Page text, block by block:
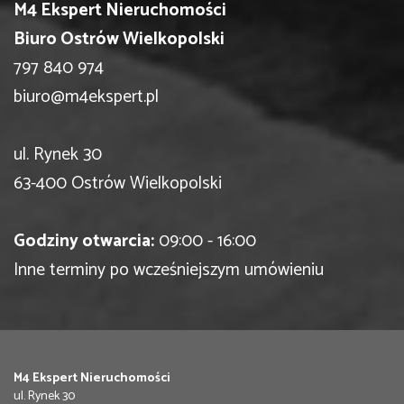
M4 Ekspert Nieruchomości
Biuro Ostrów Wielkopolski
797 840 974
biuro@m4ekspert.pl
ul. Rynek 30
63-400 Ostrów Wielkopolski
Godziny otwarcia:09:00 - 16:00
Inne terminy po wcześniejszym umówieniu
M4 Ekspert Nieruchomości
ul. Rynek 30